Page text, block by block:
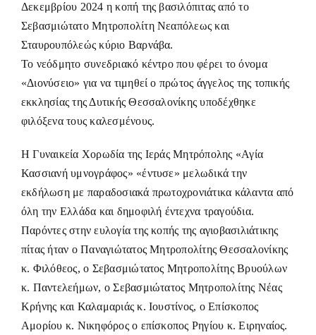
Δεκεμβρίου 2024 η κοπή της βασιλόπιτας από το
Σεβασμιώτατο Μητροπολίτη Νεαπόλεως και
Σταυρουπόλεώς κύριο Βαρνάβα.
Το νεόδμητο συνεδριακό κέντρο που φέρει το όνομα
«Διονύσειο» για να τιμηθεί ο πρώτος άγγελος της τοπικής
εκκλησίας της Δυτικής Θεσσαλονίκης υποδέχθηκε
φιλόξενα τους καλεσμένους.
Η Γυναικεία Χορωδία της Ιεράς Μητρόπολης «Αγία
Κασσιανή υμνογράφος» «έντυσε» μελωδικά την
εκδήλωση με παραδοσιακά πρωτοχρονιάτικα κάλαντα από
όλη την Ελλάδα και δημοφιλή έντεχνα τραγούδια.
Παρόντες στην ευλογία της κοπής της αγιοβασιλιάτικης
πίτας ήταν ο Παναγιώτατος Μητροπολίτης Θεσσαλονίκης
κ. Φιλόθεος, ο Σεβασμιώτατος Μητροπολίτης Βρυούλων
κ. Παντελεήμων, ο Σεβασμιώτατος Μητροπολίτης Νέας
Κρήνης και Καλαμαριάς κ. Ιουστίνος, ο Επίσκοπος
Αμορίου κ. Νικηφόρος ο επίσκοπος Ρηγίου κ. Ειρηναίος.